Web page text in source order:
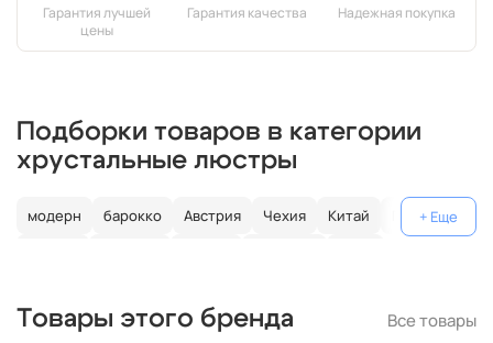
Подборки товаров в категории
хрустальные люстры
модерн барокко Австрия Чехия Китай
Германия
круглые
классические светодиодные
кольцо
Товары этого бренда Все товары